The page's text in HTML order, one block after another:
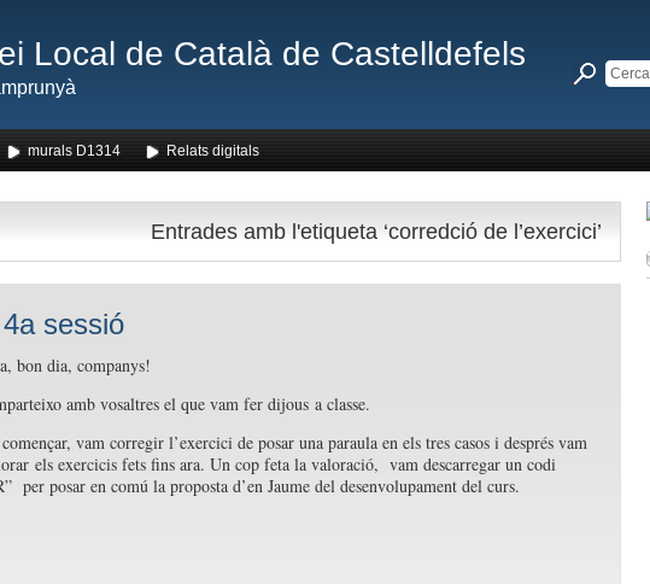
Local de Català de Castelldefels
murals D1314 Relats digitals
Entrades amb l'etiqueta ‘corredció de l’exercici’
sessió
bon dia, companys!
amb vosaltres el que vam fer dijous a classe.
vam corregir l’exercici de posar una paraula en els tres casos i després vam
els exercicis fets fins ara. Un cop feta la valoració, vam descarregar un codi
per posar en comú la proposta d’en Jaume del desenvolupament del curs.